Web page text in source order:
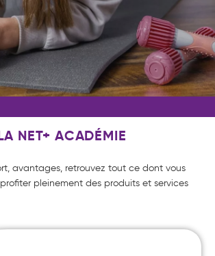
NET+ ACADÉMIE
avantages, retrouvez tout ce dont vous
pleinement des produits et services